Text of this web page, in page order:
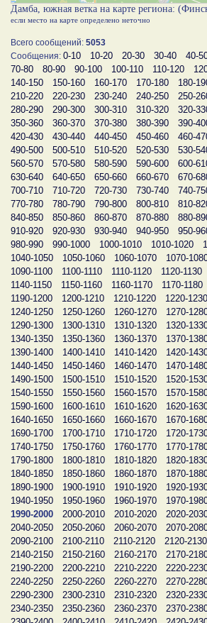
Дамба, южная ветка на карте региона:
если место на карте определено неточно
Всего сообщений: 5053
Сообщения: 0-10 10-20 20-30 30-40 40-
70-80
80-90 90-100 100-110 110-120
140-150
150-160 160-170 170-180 180-
210-220
220-230 230-240 240-250 250-
280-290
290-300 300-310 310-320 320-
350-360
360-370 370-380 380-390 390-
420-430
430-440 440-450 450-460 460-
490-500
500-510 510-520 520-530 530-
560-570
570-580 580-590 590-600 600-
630-640
640-650 650-660 660-670 670-
700-710
710-720 720-730 730-740 740-
770-780
780-790 790-800 800-810 810-
840-850
850-860 860-870 870-880 880-
910-920
920-930 930-940 940-950 950-
980-990
990-1000 1000-1010 1010-1020
1040-1050
1050-1060 1060-1070 1070-
1090-1100
1100-1110 1110-1120 1120-1130
1140-1150
1150-1160 1160-1170 1170-1180
1190-1200
1200-1210 1210-1220 1220-1230
1240-1250
1250-1260 1260-1270 1270-
1290-1300
1300-1310 1310-1320 1320-
1340-1350
1350-1360 1360-1370 1370-
1390-1400
1400-1410 1410-1420 1420-
1440-1450
1450-1460 1460-1470 1470-
1490-1500
1500-1510 1510-1520 1520-
1540-1550
1550-1560 1560-1570 1570-
1590-1600
1600-1610 1610-1620 1620-
1640-1650
1650-1660 1660-1670 1670-
1690-1700
1700-1710 1710-1720 1720-
1740-1750
1750-1760 1760-1770 1770-
1790-1800
1800-1810 1810-1820 1820-
1840-1850
1850-1860 1860-1870 1870-
1890-1900
1900-1910 1910-1920 1920-
1940-1950
1950-1960 1960-1970 1970-
1990-2000
2000-2010 2010-2020 2020-
2040-2050
2050-2060 2060-2070 2070-
2090-2100
2100-2110 2110-2120 2120-2130
2140-2150
2150-2160 2160-2170 2170-
2190-2200
2200-2210 2210-2220 2220-
2240-2250
2250-2260 2260-2270 2270-
2290-2300
2300-2310 2310-2320 2320-
2340-2350
2350-2360 2360-2370 2370-